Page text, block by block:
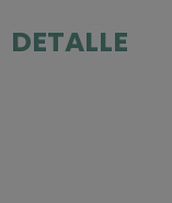
DETALLE